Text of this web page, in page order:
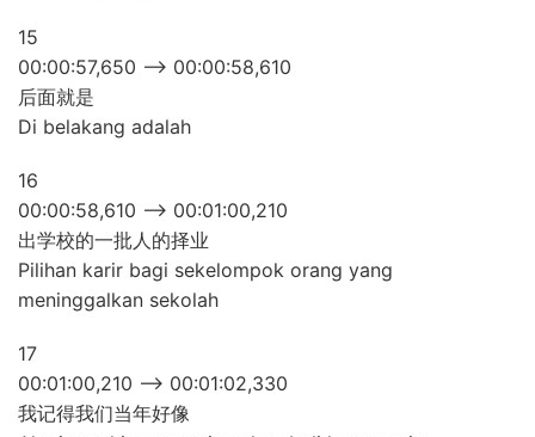
15
00:00:57,650 –> 00:00:58,610
后面就是
Di belakang adalah
16
00:00:58,610 –> 00:01:00,210
出学校的一批人的择业
Pilihan karir bagi sekelompok orang yang
meninggalkan sekolah
17
00:01:00,210 –> 00:01:02,330
我记得我们当年好像